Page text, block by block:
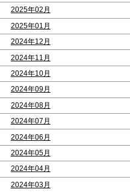
2025年02月
2025年01月
2024年12月
2024年11月
2024年10月
2024年09月
2024年08月
2024年07月
2024年06月
2024年05月
2024年04月
2024年03月